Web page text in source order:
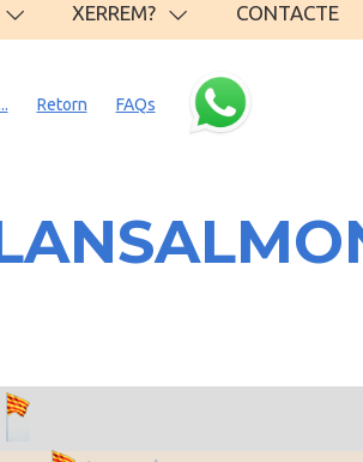
XERREM? CONTACTE
Retorn FAQs